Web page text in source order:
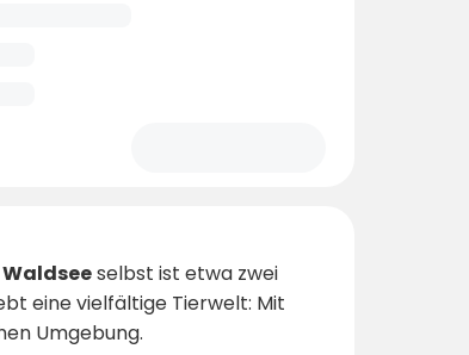
selbst ist etwa zwei
eine vielfältige Tierwelt: Mit
Umgebung.